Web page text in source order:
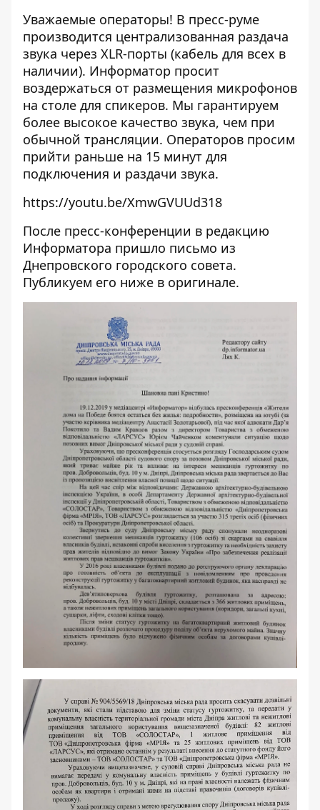
Уважаемые операторы! В пресс-руме
производится централизованная раздача
звука через XLR-порты (кабель для всех в
наличии). Информатор просит
воздержаться от размещения микрофонов
на столе для спикеров. Мы гарантируем
более высокое качество звука, чем при
обычной трансляции. Операторов просим
прийти раньше на 15 минут для
подключения и раздачи звука.
https://youtu.be/XmwGVUUd318
После пресс-конференции в редакцию
Информатора пришло письмо из
Днепровского городского совета.
Публикуем его ниже в оригинале.